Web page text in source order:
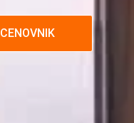
CENOVNIK